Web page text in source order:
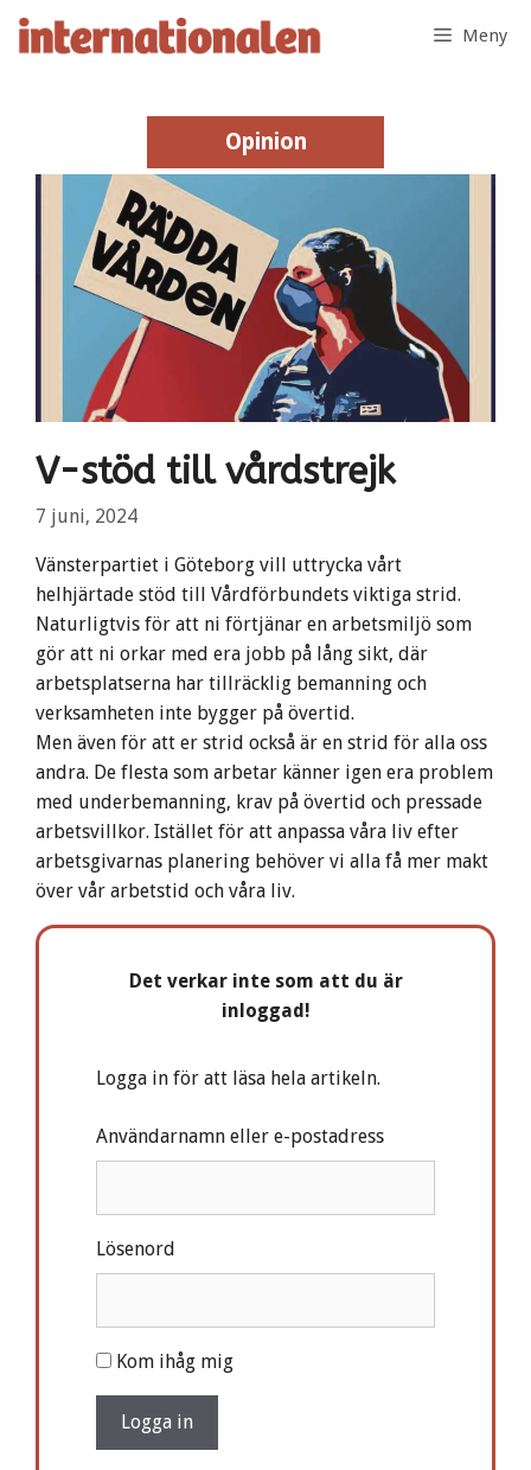
Hoppa
Meny
Opinion
Opinion
V-stöd till vårdstrejk
7 juni, 2024
Vänsterpartiet i Göteborg vill uttrycka vårt
helhjärtade stöd till Vårdförbundets viktiga strid.
Naturligtvis för att ni förtjänar en arbetsmiljö som
gör att ni orkar med era jobb på lång sikt, där
arbetsplatserna har tillräcklig bemanning och
verksamheten inte bygger på övertid.
Men även för att er strid också är en strid för alla oss
andra. De flesta som arbetar känner igen era problem
med underbemanning, krav på övertid och pressade
arbetsvillkor. Istället för att anpassa våra liv efter
arbetsgivarnas planering behöver vi alla få mer makt
över vår arbetstid och våra liv.
Det verkar inte som att du är
inloggad!
Logga in för att läsa hela artikeln.
Användarnamn eller e-postadress
Lösenord
A
l
e
Kom ihåg mig
Logga in